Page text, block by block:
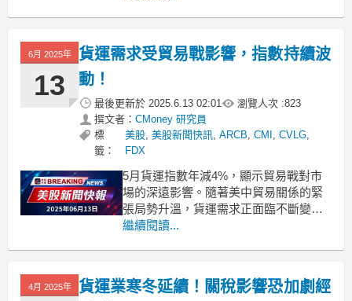
到9200億美元，這相當於其2026年預期
稅前收益的28%。摩根士丹利全球可持
6月 2025年
13
貨運需求受貿易戰影響，指數持續波
動！
最後更新於 2025.6.13 02:01 瀏覽人次 :823
撰文者： CMoney 研究員
標
籤：
美股, 美股新聞快訊, ARCB, CMI , CVLG,
FDX
5月貨運指數年減4%，顯示貿易戰對市
場的深遠影響。隨著美中貿易關係的緊
張局勢升溫，貨運需求正面臨不斷變化
的挑戰。根據Cass Information System
季調後也下滑了3.4%。這一數據揭示了
貿易戰
繼續閱讀...
4月 2025年
貨運業寒冬延續！關稅影響恐加劇經